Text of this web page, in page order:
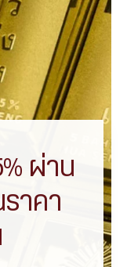
ผ่าน
าคา